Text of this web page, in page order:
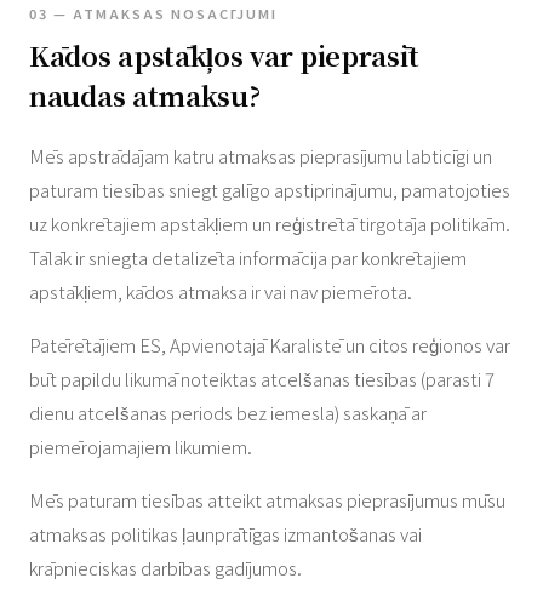
03 — ATMAKSAS NOSACĪJUMI
Kādos apstākļos var pieprasīt
naudas atmaksu?
Mēs apstrādājam katru atmaksas pieprasījumu labticīgi un
paturam tiesības sniegt galīgo apstiprinājumu, pamatojoties
uz konkrētajiem apstākļiem un reģistrētā tirgotāja politikām.
Tālāk ir sniegta detalizēta informācija par konkrētajiem
apstākļiem, kādos atmaksa ir vai nav piemērota.
Patērētājiem ES, Apvienotajā Karalistē un citos reģionos var
būt papildu likumā noteiktas atcelšanas tiesības (parasti 7
dienu atcelšanas periods bez iemesla) saskaņā ar
piemērojamajiem likumiem.
Mēs paturam tiesības atteikt atmaksas pieprasījumus mūsu
atmaksas politikas ļaunprātīgas izmantošanas vai
krāpnieciskas darbības gadījumos.